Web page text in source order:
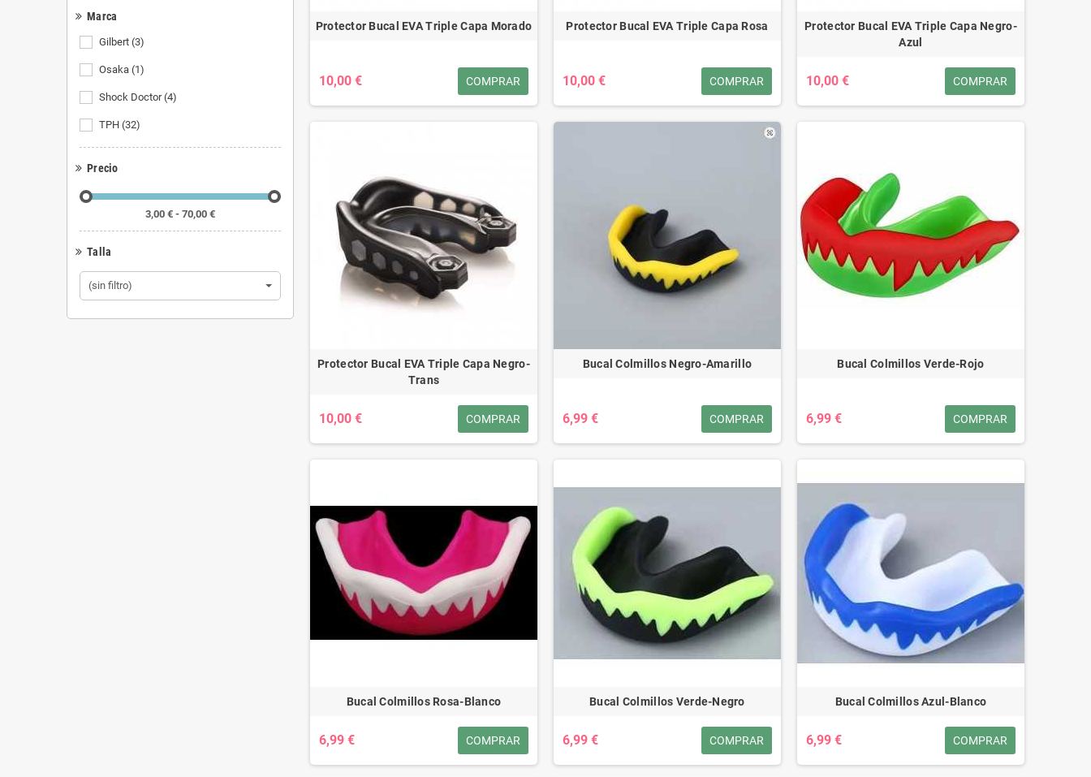
Marca
Gilbert (3)
Osaka (1)
Shock Doctor (4)
TPH (32)
Precio
3,00 € - 70,00 €
Talla
(sin filtro)
Protector Bucal EVA Triple Capa Morado
10,00 € COMPRAR
Protector Bucal EVA Triple Capa Rosa
10,00 € COMPRAR
Protector Bucal EVA Triple Capa Negro-
Azul
10,00 € COMPRAR
Protector Bucal EVA Triple Capa Negro-
Trans
10,00 € COMPRAR
Bucal Colmillos Negro-Amarillo
6,99 € COMPRAR
Bucal Colmillos Verde-Rojo
6,99 € COMPRAR
Bucal Colmillos Rosa-Blanco
6,99 € COMPRAR
Bucal Colmillos Verde-Negro
6,99 € COMPRAR
Bucal Colmillos Azul-Blanco
6,99 € COMPRAR